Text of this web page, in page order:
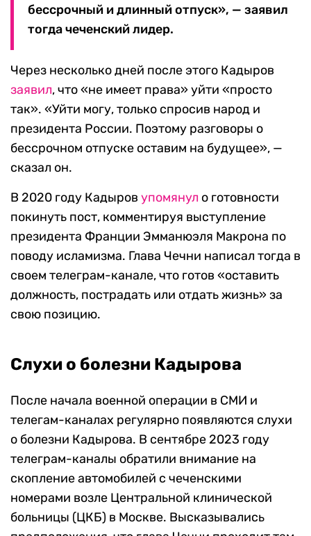
бессрочный и длинный отпуск», — заявил
тогда чеченский лидер.
Через несколько дней после этого Кадыров
заявил, что «не имеет права» уйти «просто
так». «Уйти могу, только спросив народ и
президента России. Поэтому разговоры о
бессрочном отпуске оставим на будущее», —
сказал он.
В 2020 году Кадыров упомянул о готовности
покинуть пост, комментируя выступление
президента Франции Эмманюэля Макрона по
поводу исламизма. Глава Чечни написал тогда в
своем телеграм-канале, что готов «оставить
должность, пострадать или отдать жизнь» за
свою позицию.
Слухи о болезни Кадырова
После начала военной операции в СМИ и
телегам-каналах регулярно появляются слухи
о болезни Кадырова. В сентябре 2023 году
телеграм-каналы обратили внимание на
скопление автомобилей с чеченскими
номерами возле Центральной клинической
больницы (ЦКБ) в Москве. Высказывались